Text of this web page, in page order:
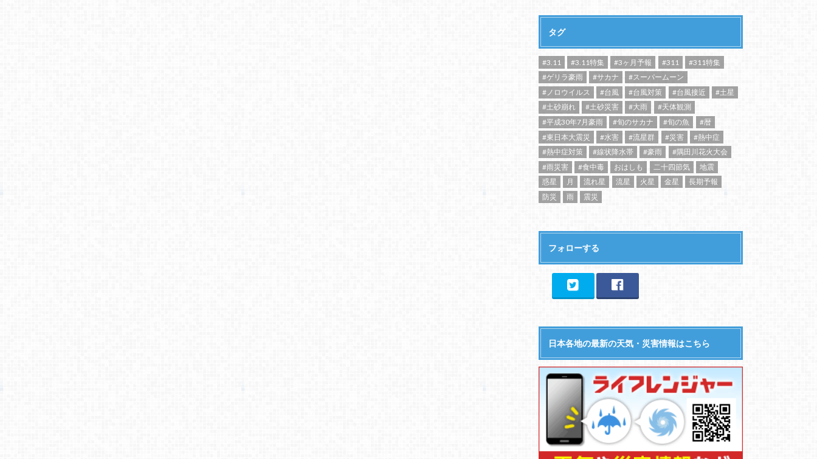
タグ
#3.11 #3.11特集 #3ヶ月予報 #311
#311特集
#ゲリラ豪雨
#サカナ
#スーパームーン
#ノロウイルス
#台風 #台風対策 #台風接近
#土星
#土砂崩れ
#土砂災害 #大雨
#天体観測
#平成30年7月豪雨
#旬のサカナ #旬の魚
#暦
#東日本大震災
#水害 #流星群 #災害
#熱中症
#熱中症対策
#線状降水帯 #豪雨
#隅田川花火大会
#雨災害
#食中毒 おはしも 二十四節気
地震
惑星
月 流れ星 流星 火星 金星
長期予報
防災
雨 震災
フォローする
日本各地の最新の天気・災害情報はこちら